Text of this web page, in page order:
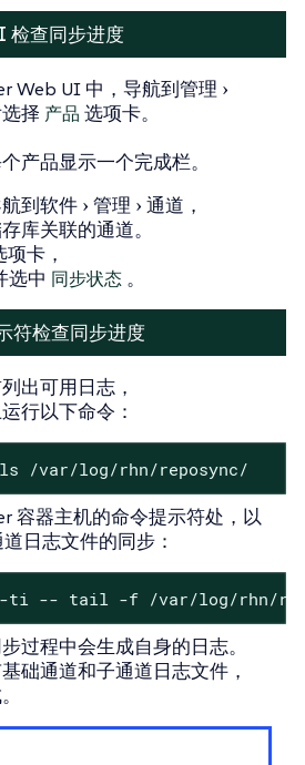
检查同步进度
Web UI 中，导航到管理
选择 产品 选项卡。
产品显示一个完成栏。
到软件 管理 通道 ，
库关联的通道。
项卡，
选中 同步状态 。
符检查同步进度
出可用日志，
行以下命令：
/var/log/rhn/reposync/
容器主机的命令提示符处，以
日志文件的同步：
-ti -- tail -f /var/log/rhn/
过程中会生成自身的日志。
础通道和子通道日志文件，